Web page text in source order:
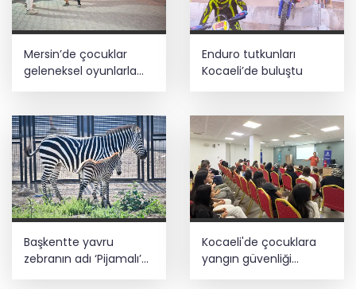
Mersin’de çocuklar
geleneksel oyunlarla
Enduro tutkunları
Kocaeli’de buluştu
Başkentte yavru
zebranın adı ‘Pijamalı’
oldu
Kocaeli'de çocuklara
yangın güvenliği
eğitimi